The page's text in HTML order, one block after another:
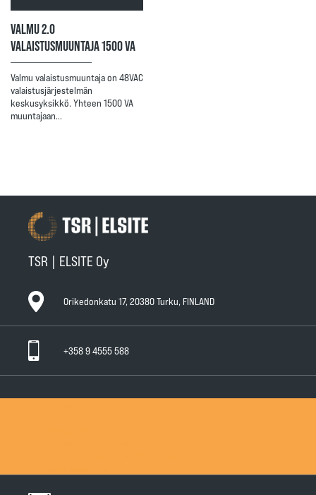
VALMU 2.0
VALAISTUSMUUNTAJA 1500 VA
Valmu valaistusmuuntaja on 48VAC
valaistusjärjestelmän
keskusyksikkö. Yhteen 1500 VA
muuntajaan…
TSR | ELSITE Oy
Orikedonkatu 17, 20380 Turku, FINLAND
+358 9 4555 588